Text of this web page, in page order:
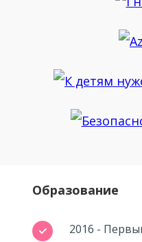
Образование
2016 -